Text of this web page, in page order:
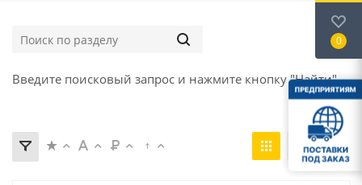
Введите поисковый запрос и нажмите кнопку "Найти".
0